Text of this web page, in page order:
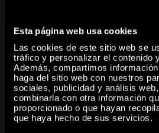
Esta página web usa cookies
Las cookies de este sitio web se
tráfico y personalizar el contenido
Además, compartimos
haga del sitio web con nuestros
sociales, publicidad y análisis
combinarla con otra información
proporcionado o que hayan
que haya hecho de sus servicios.
transformación.
share
copy to clipboard